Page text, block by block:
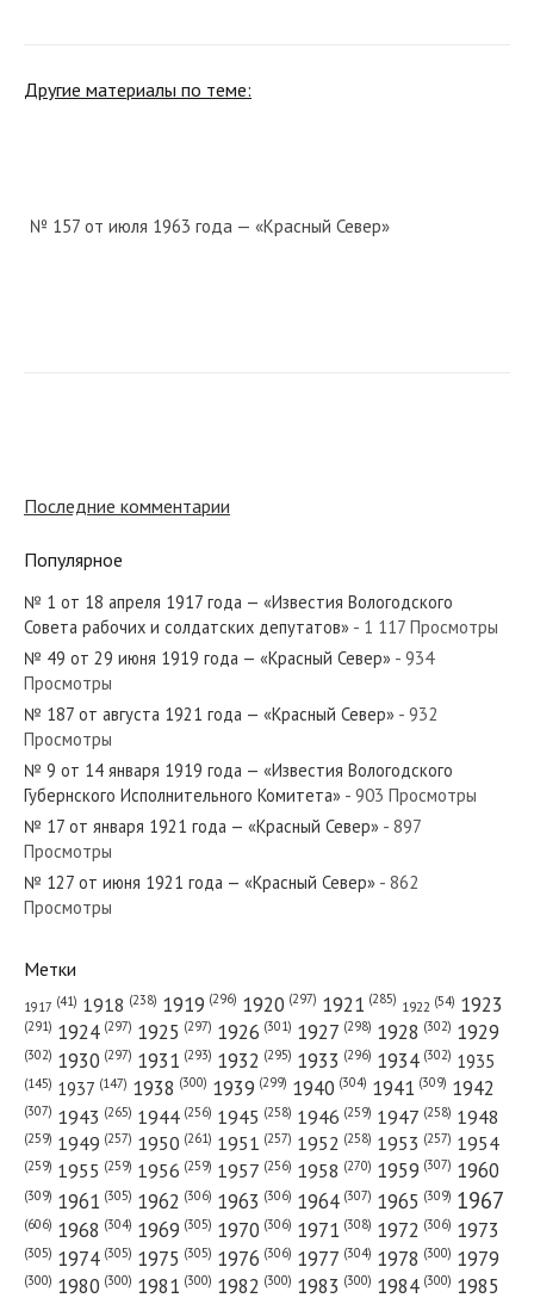
Другие материалы по теме:
№ 157 от июля 1963 года — «Красный Север»
№ 188 от сентября 1949 года — «Красный Север»
№ 8 от января 1969 года — «Красный Север»
№ 162 от июля 1931 года — «Красный Север»
№ 187 от сентября 1952 года — «Красный Север»
№ 38 от февраля 1942 года — «Красный Север»
Последние комментарии
Популярное
№ 1 от 18 апреля 1917 года — «Известия Вологодского
Совета рабочих и солдатских депутатов» - 1 117 Просмотры
№ 49 от 29 июня 1919 года — «Красный Север» - 934
Просмотры
№ 187 от августа 1921 года — «Красный Север» - 932
Просмотры
№ 9 от 14 января 1919 года — «Известия Вологодского
Губернского Исполнительного Комитета» - 903 Просмотры
№ 17 от января 1921 года — «Красный Север» - 897
Просмотры
№ 127 от июня 1921 года — «Красный Север» - 862
Просмотры
Метки
1917 (41) 1918 (238) 1919 (296) 1920 (297) 1921 (285) 1922 (54) 1923
(291) 1924 (297) 1925 (297) 1926 (301) 1927 (298) 1928 (302) 1929
(302) 1930 (297) 1931 (293) 1932 (295) 1933 (296) 1934 (302) 1935
(145) 1937 (147) 1938 (300) 1939 (299) 1940 (304) 1941 (309) 1942
(307) 1943 (265) 1944 (256) 1945 (258) 1946 (259) 1947 (258) 1948
(259) 1949 (257) 1950 (261) 1951 (257) 1952 (258) 1953 (257) 1954
(259) 1955 (259) 1956 (259) 1957 (256) 1958 (270) 1959 (307) 1960
(309) 1961 (305) 1962 (306) 1963 (306) 1964 (307) 1965 (309) 1967
(606) 1968 (304) 1969 (305) 1970 (306) 1971 (308) 1972 (306) 1973
(305) 1974 (305) 1975 (305) 1976 (306) 1977 (304) 1978 (300) 1979
(300) 1980 (300) 1981 (300) 1982 (300) 1983 (300) 1984 (300) 1985